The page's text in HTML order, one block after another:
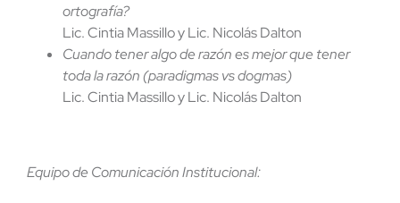
ortografía?
Lic. Cintia Massillo y Lic. Nicolás Dalton
Cuando tener algo de razón es mejor que tener
toda la razón (paradigmas vs dogmas)
Lic. Cintia Massillo y Lic. Nicolás Dalton
Equipo de Comunicación Institucional: